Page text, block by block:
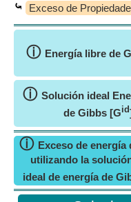
⤿ Exceso de
ⓘ Energía libre de
ⓘ Solución ideal
de Gibbs [Gid
ⓘ Exceso de energía
utilizando la
ideal de energía de